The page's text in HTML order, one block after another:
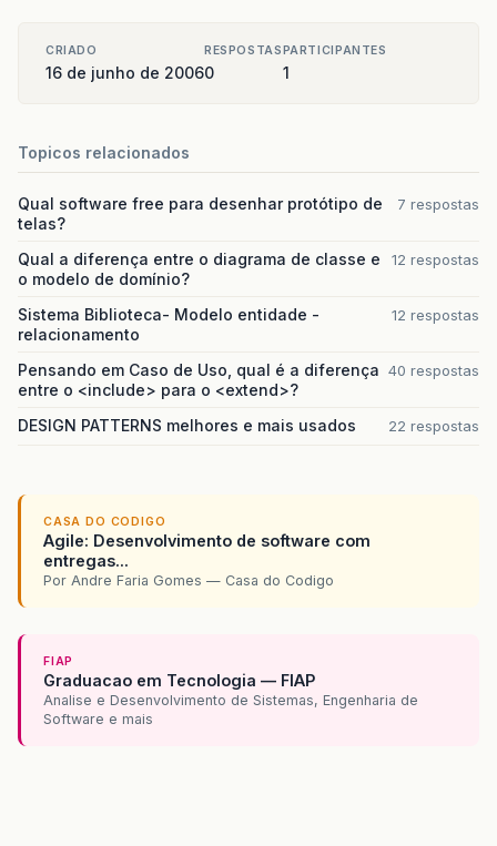
CRIADO
16 de junho de 2006
RESPOSTAS
0
PARTICIPANTES
1
Topicos relacionados
Qual software free para desenhar protótipo de
telas?
7 respostas
Qual a diferença entre o diagrama de classe e
o modelo de domínio?
12 respostas
Sistema Biblioteca- Modelo entidade -
relacionamento
12 respostas
Pensando em Caso de Uso, qual é a diferença
entre o <include> para o <extend>?
40 respostas
DESIGN PATTERNS melhores e mais usados 22 respostas
CASA DO CODIGO
Agile: Desenvolvimento de software com
entregas...
Por Andre Faria Gomes — Casa do Codigo
FIAP
Graduacao em Tecnologia — FIAP
Analise e Desenvolvimento de Sistemas, Engenharia de
Software e mais